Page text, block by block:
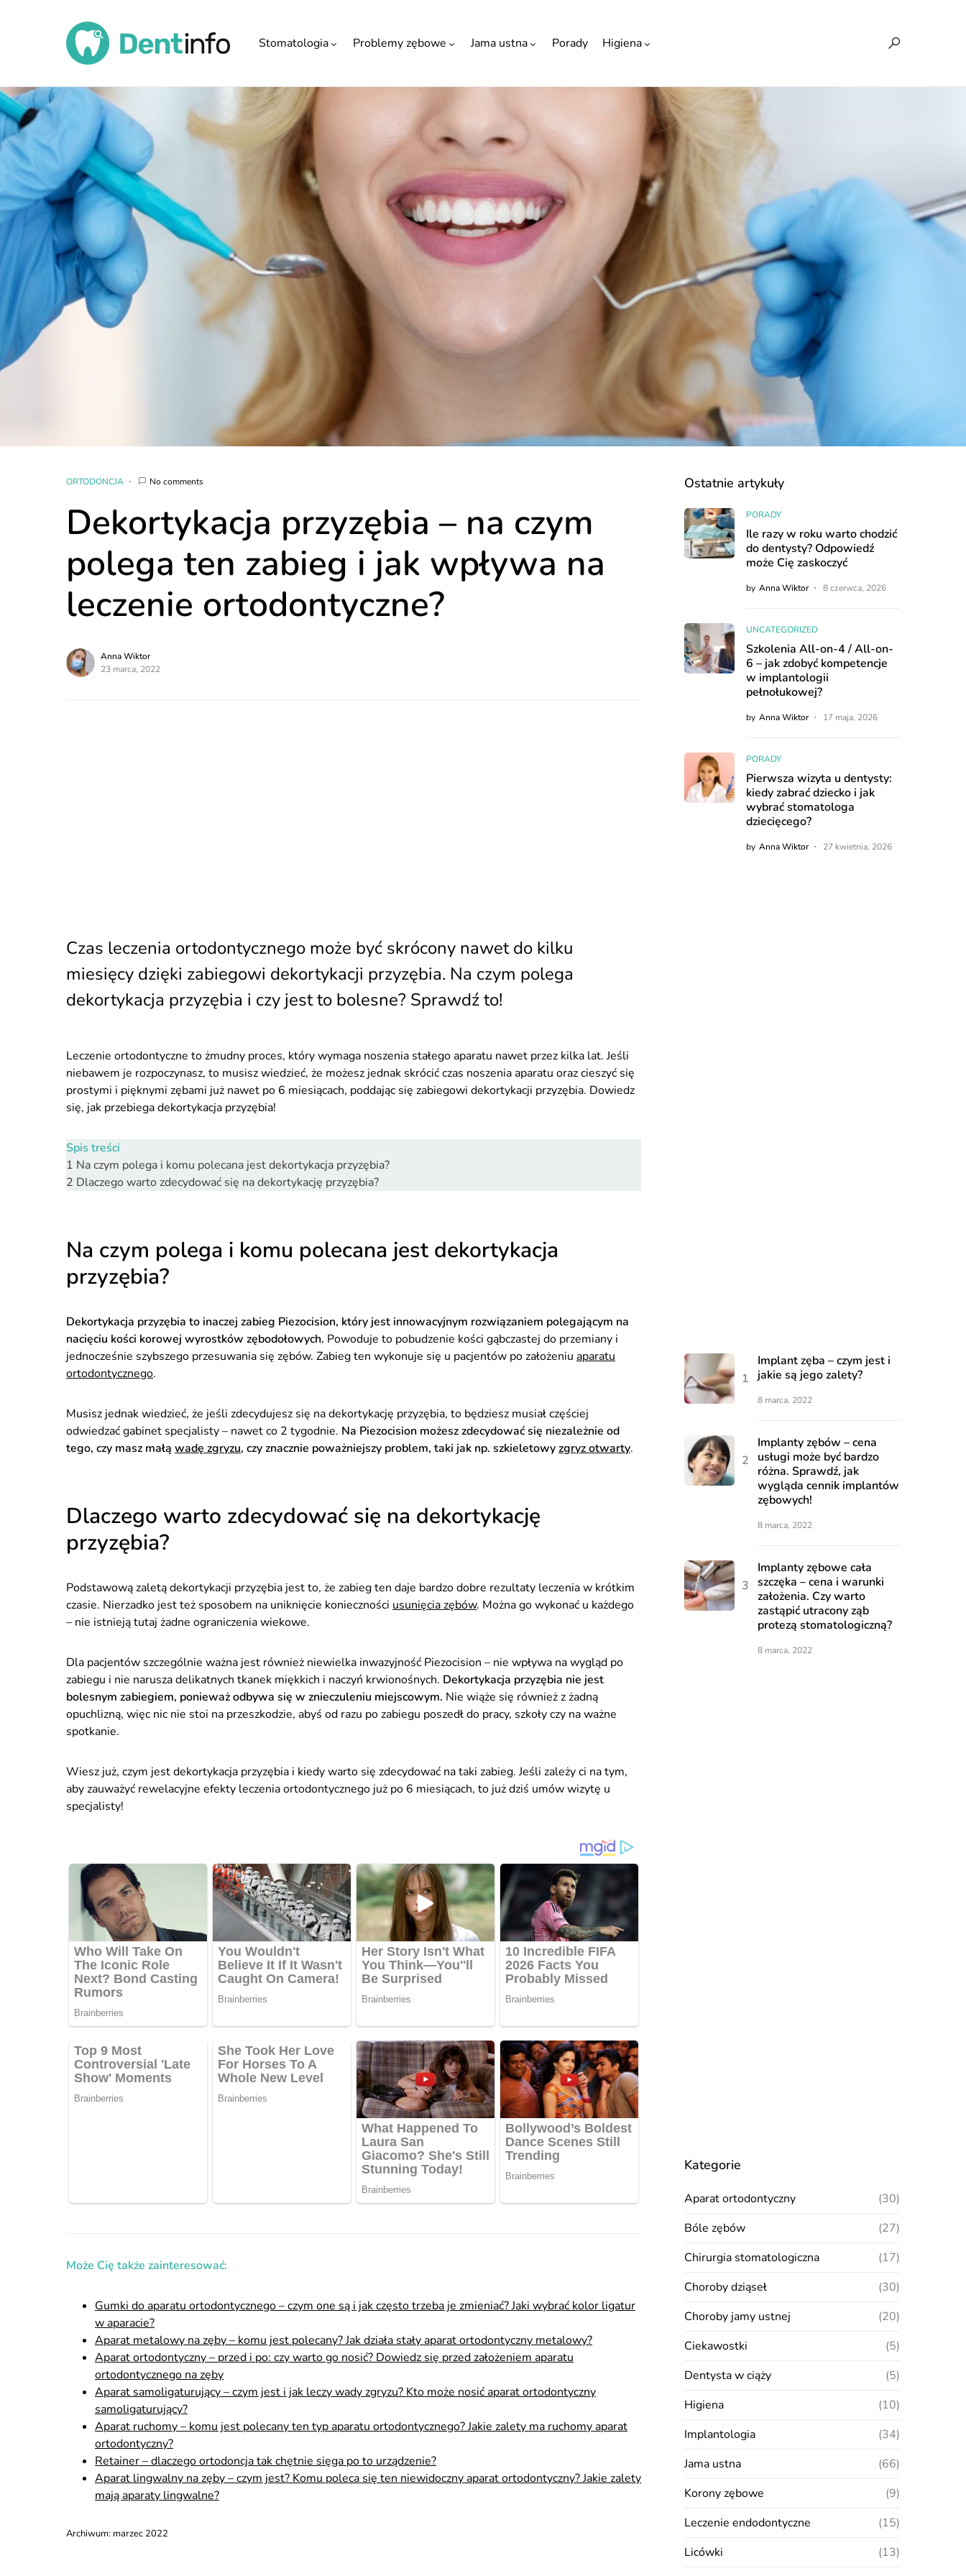
Stomatologia Problemy zębowe Jama ustna Porady Higiena
ORTODONCJA No comments
Dekortykacja przyzębia – na czym
polega ten zabieg i jak wpływa na
leczenie ortodontyczne?
Anna Wiktor
23 marca, 2022
Czas leczenia ortodontycznego może być skrócony nawet do kilku
miesięcy dzięki zabiegowi dekortykacji przyzębia. Na czym polega
dekortykacja przyzębia i czy jest to bolesne? Sprawdź to!
Leczenie ortodontyczne to żmudny proces, który wymaga noszenia stałego aparatu nawet przez kilka lat. Jeśli
niebawem je rozpoczynasz, to musisz wiedzieć, że możesz jednak skrócić czas noszenia aparatu oraz cieszyć się
prostymi i pięknymi zębami już nawet po 6 miesiącach, poddając się zabiegowi dekortykacji przyzębia. Dowiedz
się, jak przebiega dekortykacja przyzębia!
Spis treści
1 Na czym polega i komu polecana jest dekortykacja przyzębia?
2 Dlaczego warto zdecydować się na dekortykację przyzębia?
Na czym polega i komu polecana jest dekortykacja
przyzębia?
Dekortykacja przyzębia to inaczej zabieg Piezocision, który jest innowacyjnym rozwiązaniem polegającym na
nacięciu kości korowej wyrostków zębodołowych. Powoduje to pobudzenie kości gąbczastej do przemiany i
jednocześnie szybszego przesuwania się zębów. Zabieg ten wykonuje się u pacjentów po założeniu aparatu
ortodontycznego.
Musisz jednak wiedzieć, że jeśli zdecydujesz się na dekortykację przyzębia, to będziesz musiał częściej
odwiedzać gabinet specjalisty – nawet co 2 tygodnie. Na Piezocision możesz zdecydować się niezależnie od
tego, czy masz małą wadę zgryzu, czy znacznie poważniejszy problem, taki jak np. szkieletowyzgryz otwarty.
Dlaczego warto zdecydować się na dekortykację
przyzębia?
Podstawową zaletą dekortykacji przyzębia jest to, że zabieg ten daje bardzo dobre rezultaty leczenia w krótkim
czasie. Nierzadko jest też sposobem na uniknięcie konieczności usunięcia zębów. Można go wykonać u każdego
– nie istnieją tutaj żadne ograniczenia wiekowe.
Dla pacjentów szczególnie ważna jest również niewielka inwazyjność Piezocision – nie wpływa na wygląd po
zabiegu i nie narusza delikatnych tkanek miękkich i naczyń krwionośnych. Dekortykacja przyzębia nie jest
bolesnym zabiegiem, ponieważ odbywa się w znieczuleniu miejscowym. Nie wiąże się również z żadną
opuchlizną, więc nic nie stoi na przeszkodzie, abyś od razu po zabiegu poszedł do pracy, szkoły czy na ważne
spotkanie.
Wiesz już, czym jest dekortykacja przyzębia i kiedy warto się zdecydować na taki zabieg. Jeśli zależy ci na tym,
aby zauważyć rewelacyjne efekty leczenia ortodontycznego już po 6 miesiącach, to już dziś umów wizytę u
specjalisty!
Może Cię także zainteresować:
Gumki do aparatu ortodontycznego – czym one są i jak często trzeba je zmieniać? Jaki wybrać kolor ligatur
w aparacie?
Aparat metalowy na zęby – komu jest polecany? Jak działa stały aparat ortodontyczny metalowy?
Aparat ortodontyczny – przed i po: czy warto go nosić? Dowiedz się przed założeniem aparatu
ortodontycznego na zęby
Aparat samoligaturujący – czym jest i jak leczy wady zgryzu? Kto może nosić aparat ortodontyczny
samoligaturujący?
Aparat ruchomy – komu jest polecany ten typ aparatu ortodontycznego? Jakie zalety ma ruchomy aparat
ortodontyczny?
Retainer – dlaczego ortodoncja tak chętnie sięga po to urządzenie?
Aparat lingwalny na zęby – czym jest? Komu poleca się ten niewidoczny aparat ortodontyczny? Jakie zalety
mają aparaty lingwalne?
Archiwum: marzec 2022
Ostatnie artykuły
PORADY
Ile razy w roku warto chodzić
do dentysty? Odpowiedź
może Cię zaskoczyć
by Anna Wiktor 8 czerwca, 2026
UNCATEGORIZED
Szkolenia All-on-4 / All-on-
6 – jak zdobyć kompetencje
w implantologii
pełnołukowej?
by Anna Wiktor 17 maja, 2026
PORADY
Pierwsza wizyta u dentysty:
kiedy zabrać dziecko i jak
wybrać stomatologa
dziecięcego?
by Anna Wiktor 27 kwietnia, 2026
Implant zęba – czym jest i
jakie są jego zalety?
8 marca, 2022
Implanty zębów – cena
usługi może być bardzo
różna. Sprawdź, jak
wygląda cennik implantów
zębowych!
8 marca, 2022
Implanty zębowe cała
szczęka – cena i warunki
założenia. Czy warto
zastąpić utracony ząb
protezą stomatologiczną?
8 marca, 2022
Kategorie
Aparat ortodontyczny
(30)
Bóle zębów
(27)
Chirurgia stomatologiczna
(17)
Choroby dziąseł
(30)
Choroby jamy ustnej
(20)
Ciekawostki
(5)
Dentysta w ciąży
(5)
Higiena
(10)
Implantologia
(34)
Jama ustna
(66)
Korony zębowe
(9)
Leczenie endodontyczne
(15)
Licówki
(13)